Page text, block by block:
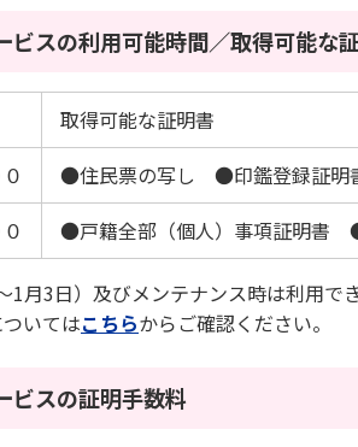
ビスの利用可能時間／取得可能な
取得可能な証明書
●住民票の写し ●印鑑登録証
●戸籍全部（個人）事項証明書
月3日）及びメンテナンス時は利用でき
いてはこちらからご確認ください。
ビスの証明手数料